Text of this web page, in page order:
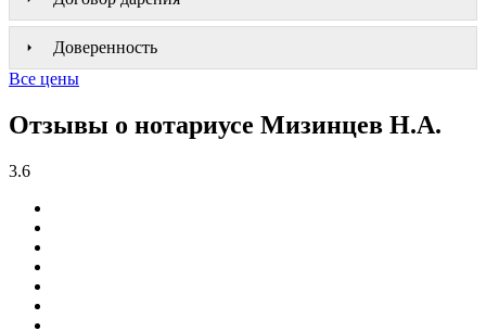
Доверенность
Все цены
Отзывы о нотариусе Мизинцев Н.А.
3.6